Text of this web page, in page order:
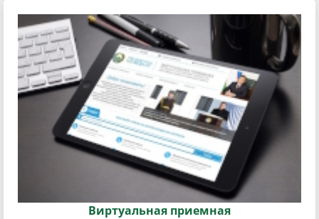
Виртуальная приемная